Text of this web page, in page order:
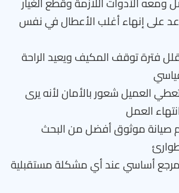
على إنهاء أغلب الأعطال في نفس
فترة توقف المكيف ويعيد الراحة
العميل شعور بالأمان لأنه يرى
العمل
صيانة موثوق أفضل من البحث
مرجع أساسي عند أي مشكلة مستقبلية